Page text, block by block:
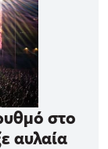
στο
αυλαία